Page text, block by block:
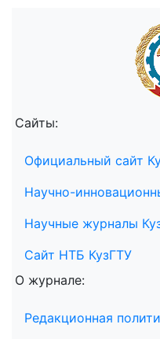
Сайты:
Официальный сайт
Научно-
Научные журналы
Сайт НТБ КузГТУ
О журнале:
Редакционная